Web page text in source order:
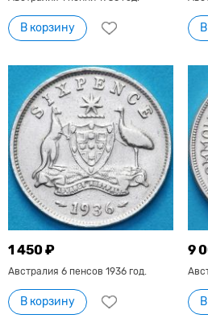
В корзину
1 450 ₽
Австралия 6 пенсов 1936 год.
В корзину
9